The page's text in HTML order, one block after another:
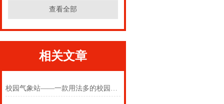
查看全部
相关文章
校园气象站——一款用法多的校园科普气象站2025(万象推送)